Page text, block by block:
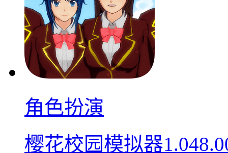
角色扮演
樱花校园模拟器